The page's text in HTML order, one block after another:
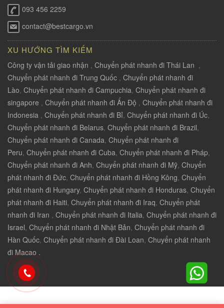
093 456 2259
contact@bestcargo.vn
XU HƯỚNG TÌM KIẾM
Công ty vận tải giao nhận , Chuyển phát nhanh đi Thái Lan ,
Chuyển phát nhanh đi Trung Quốc , Chuyển phát nhanh đi
Lào, Chuyển phát nhanh đi Campuchia, Chuyển phát nhanh đi
singapore , Chuyển phát nhanh đi Ấn Độ , Chuyển phát nhanh đi
Indonesia , Chuyển phát nhanh đi Bỉ, Chuyển phát nhanh đi Úc,
Chuyển phát nhanh đi Belarus, Chuyển phát nhanh đi Brazil,
Chuyển phát nhanh đi Canada, Chuyển phát nhanh đi
Peru, Chuyển phát nhanh đi Cuba, Chuyển phát nhanh đi Pháp,
Chuyển phát nhanh đi Anh, Chuyển phát nhanh đi Mỹ, Chuyển
phát nhanh đi Đức, Chuyển phát nhanh đi Hồng Kông, Chuyển
phát nhanh đi Hungary, Chuyển phát nhanh đi Honduras, Chuyển
phát nhanh đi Haiti, Chuyển phát nhanh đi Iraq, Chuyển phát
nhanh đi Iran , Chuyển phát nhanh đi Italia, Chuyển phát nhanh đi
Israel, Chuyển phát nhanh đi Nhật Bản, Chuyển phát nhanh đi
Hàn Quốc, Chuyển phát nhanh đi Đài Loan, Chuyển phát nhanh
đi Macao .